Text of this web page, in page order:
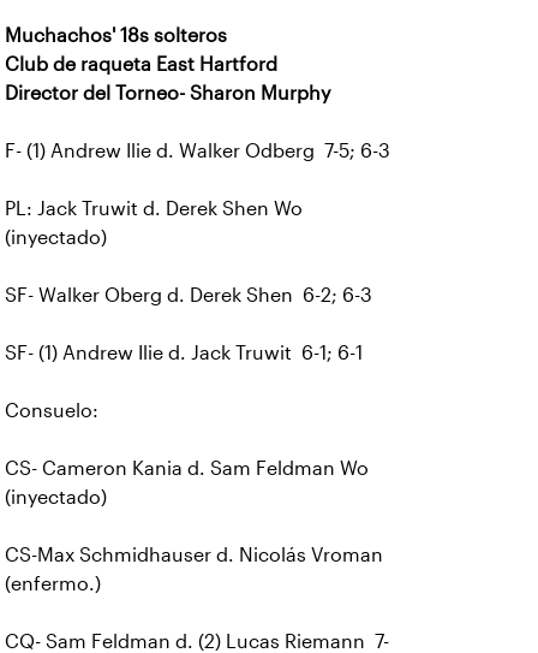
Muchachos' 18s solteros
Club de raqueta East Hartford
Director del Torneo- Sharon Murphy
F- (1) Andrew Ilie d. Walker Odberg 7-5; 6-3
PL: Jack Truwit d. Derek Shen Wo
(inyectado)
SF- Walker Oberg d. Derek Shen 6-2; 6-3
SF- (1) Andrew Ilie d. Jack Truwit 6-1; 6-1
Consuelo:
CS- Cameron Kania d. Sam Feldman Wo
(inyectado)
CS-Max Schmidhauser d. Nicolás Vroman
(enfermo.)
CQ- Sam Feldman d. (2) Lucas Riemann 7-